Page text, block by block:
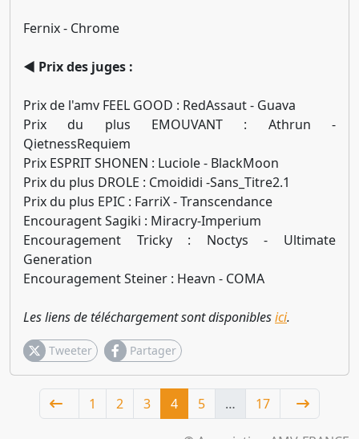
Fernix - Chrome
◄ Prix des juges :
Prix de l'amv FEEL GOOD : RedAssaut - Guava
Prix du plus EMOUVANT : Athrun -
QietnessRequiem
Prix ESPRIT SHONEN : Luciole - BlackMoon
Prix du plus DROLE : Cmoididi -Sans_Titre2.1
Prix du plus EPIC : FarriX - Transcendance
Encouragent Sagiki : Miracry-Imperium
Encouragement Tricky : Noctys - Ultimate
Generation
Encouragement Steiner : Heavn - COMA
Les liens de téléchargement sont disponiblesici.
Tweeter Partager
1 2 3 4(current)
5 … 17